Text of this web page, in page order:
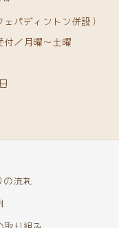
パディントン併設）
付／月曜〜土曜
の流れ